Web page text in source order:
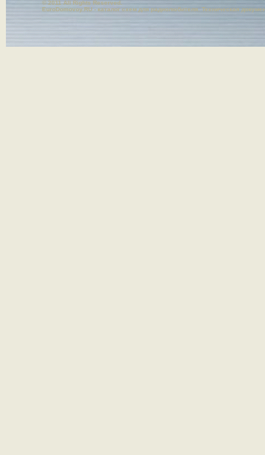
© 2011 All Rights Reserved.
EuroDomovoy.RU - каталог схем для радиолюбителя. Техническая